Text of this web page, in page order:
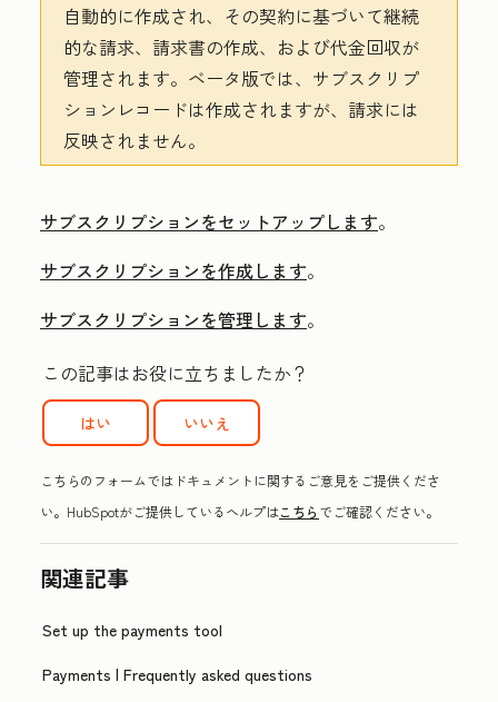
自動的に作成され、その契約に基づいて継続
的な請求、請求書の作成、および代金回収が
管理されます。ベータ版では、サブスクリプ
ションレコードは作成されますが、請求には
反映されません。
サブスクリプションをセットアップします。
サブスクリプションを作成します。
サブスクリプションを管理します。
この記事はお役に立ちましたか？
はい いいえ
こちらのフォームではドキュメントに関するご意見をご提供くださ
い。HubSpotがご提供しているヘルプはこちらでご確認ください。
関連記事
Set up the payments tool
Payments | Frequently asked questions